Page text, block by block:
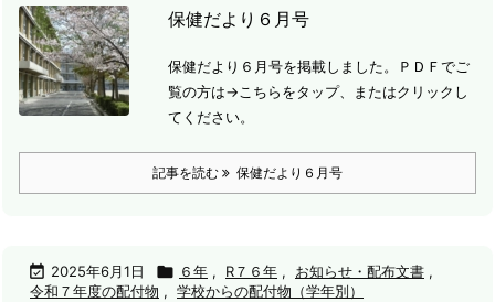
保健だより６月号
保健だより６月号を掲載しました。
ＰＤＦでご
覧の方は→こちらをタップ、またはクリックし
てください。
記事を読む 保健だより６月号
 2025年6月1日  ６年 , R７６年 , お知らせ・配布文書 ,
令和７年度の配付物 , 学校からの配付物（学年別）